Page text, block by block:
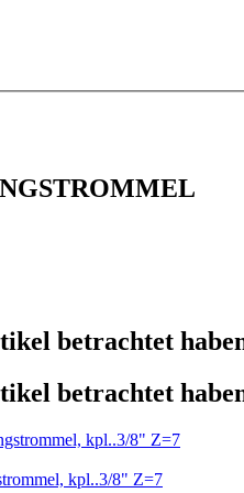
betrachtet
betrachtet
kpl..3/8" Z=7